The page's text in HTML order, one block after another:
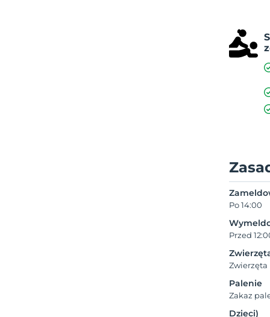
Po 14:00
Przed
Palenie
Zakaz
Dzieci)